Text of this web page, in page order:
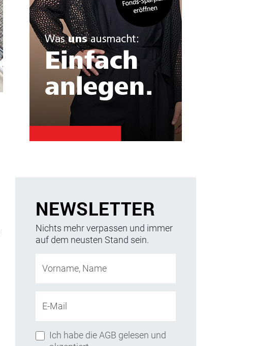
NEWSLETTER
Nichts mehr verpassen und immer
auf dem neusten Stand sein.
Vorname, Name
E-Mail
Ich habe die AGB gelesen und